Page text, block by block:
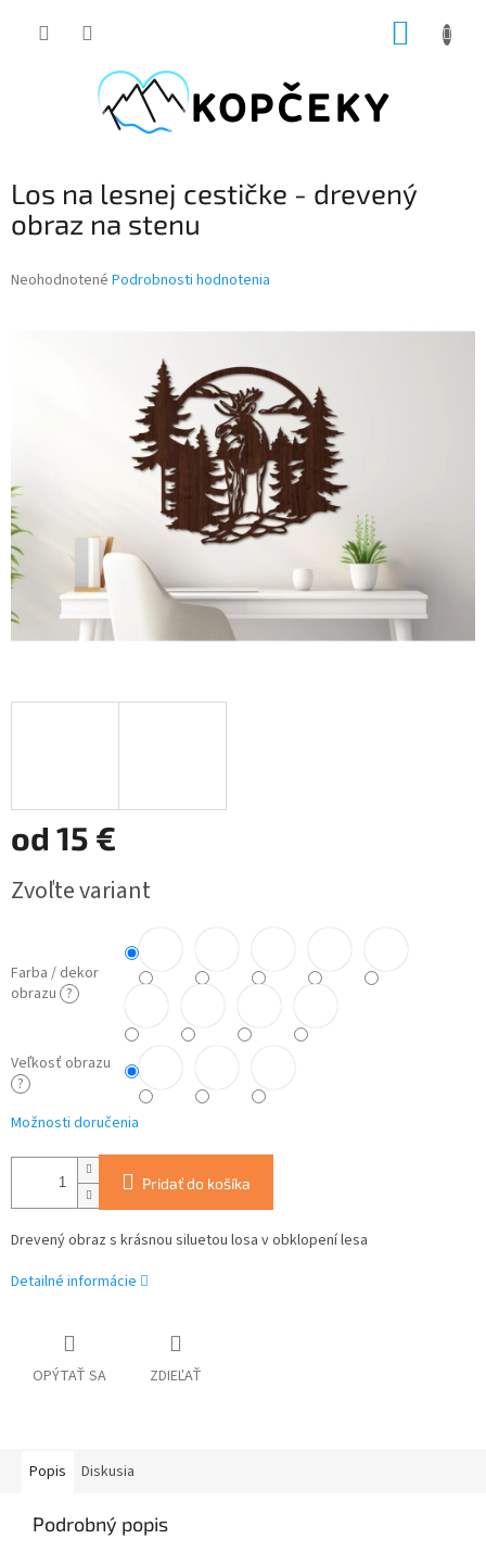
Los na lesnej cestičke - drevený
obraz na stenu
Priemerné
Neohodnotené Podrobnosti hodnotenia
od 15 €
cena:
Zvoľte variant
Farba / dekor
obrazu ?
Veľkosť obrazu
?
Možnosti doručenia
Pridať do košíka
Drevený obraz s krásnou siluetou losa v obklopení lesa
Detailné informácie
OPÝTAŤ SA ZDIEĽAŤ
Popis Diskusia
Podrobný popis